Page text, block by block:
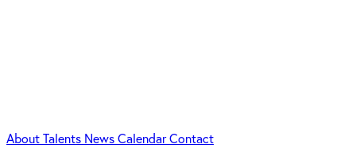
AboutTalents NewsCalendarContact